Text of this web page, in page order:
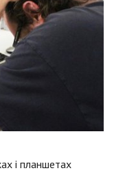
і планшетах